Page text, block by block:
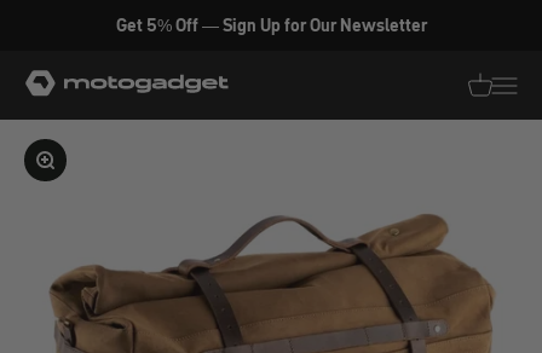
Zum Inhalt springen
Get 5% Off — Sign Up for Our Newsletter
motogadget GmbH
Bild vergrößern